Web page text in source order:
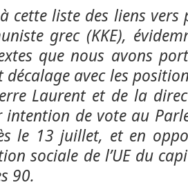
cette liste des liens
grec (KKE),
que nous avons
décalage avec les
Laurent et de la
intention de vote au
le 13 juillet, et en
sociale de l’UE du
90.